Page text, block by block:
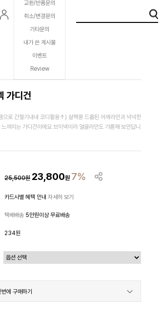
교환/반품문의
취소/변경문의
기타문의
내가 쓴 게시물
이벤트
Review
가디건
으로 간절기내내 코디활용↑) 살짝쿵 드롭된 어깨라인과 넉넉한
껴지는 가디건이에요 브이넥이라 얼굴라인도 갸름해 보인답니
25,500원 23,800원 7%
카드사별 혜택 안내 자세히 보기
택배배송 5만원이상 무료배송
234원
에 구매하기